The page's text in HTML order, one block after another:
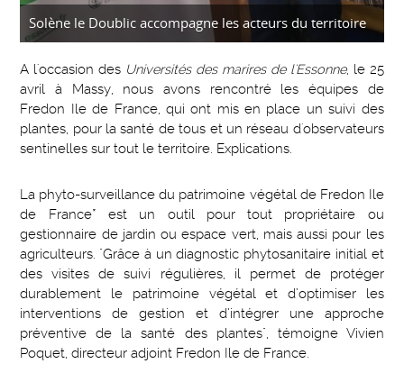
Solène le Doublic accompagne les acteurs du territoire
A l'occasion des Universités des marires de l'Essonne, le 25
avril à Massy, nous avons rencontré les équipes de
Fredon Ile de France, qui ont mis en place un suivi des
plantes, pour la santé de tous et un réseau d'observateurs
sentinelles sur tout le territoire. Explications.
La phyto-surveillance du patrimoine végétal de Fredon Ile
de France* est un outil pour tout propriétaire ou
gestionnaire de jardin ou espace vert, mais aussi pour les
agriculteurs. "Grâce à un diagnostic phytosanitaire initial et
des visites de suivi régulières, il permet de protéger
durablement le patrimoine végétal et d’optimiser les
interventions de gestion et d’intégrer une approche
préventive de la santé des plantes", témoigne Vivien
Poquet, directeur adjoint Fredon Ile de France.